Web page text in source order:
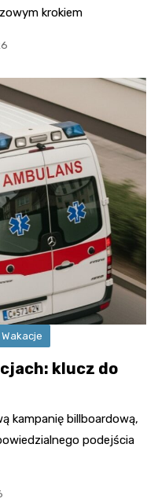
krokiem
Wakacje
klucz do
kampanię billboardową,
podejścia